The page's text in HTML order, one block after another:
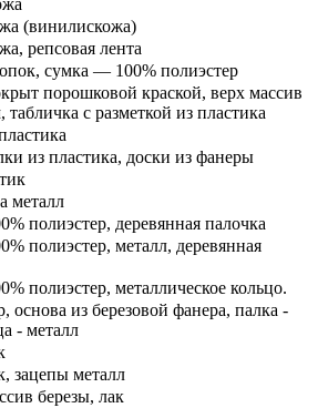
(винилискожа)
репсовая лента
сумка — 100% полиэстер
порошковой краской, верх массив
с разметкой из пластика
из пластика, доски из фанеры
металл
полиэстер, деревянная палочка
полиэстер, металл, деревянная
полиэстер, металлическое кольцо.
основа из березовой фанера, палка -
- металл
зацепы металл
березы, лак